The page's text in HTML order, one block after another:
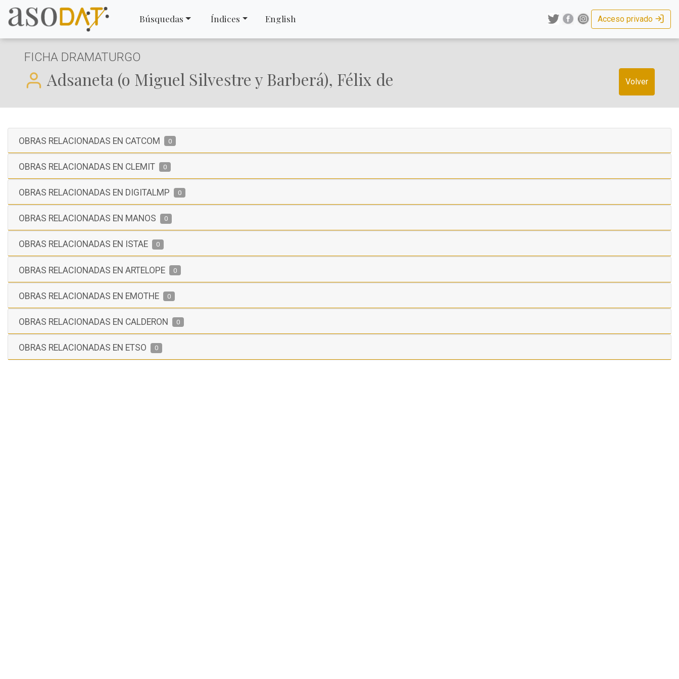
Búsquedas Índices English Acceso privado
FICHA DRAMATURGO
Adsaneta (o Miguel Silvestre y Barberá), Félix de Volver
OBRAS RELACIONADAS EN CATCOM 0
OBRAS RELACIONADAS EN CLEMIT 0
OBRAS RELACIONADAS EN DIGITALMP 0
OBRAS RELACIONADAS EN MANOS 0
OBRAS RELACIONADAS EN ISTAE 0
OBRAS RELACIONADAS EN ARTELOPE 0
OBRAS RELACIONADAS EN EMOTHE 0
OBRAS RELACIONADAS EN CALDERON 0
OBRAS RELACIONADAS EN ETSO 0